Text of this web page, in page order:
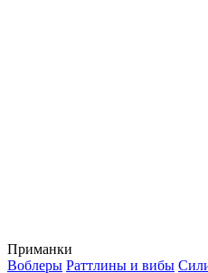
Приманки
Воблеры Раттлины и вибы